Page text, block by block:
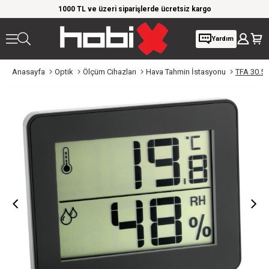
1000 TL ve üzeri siparişlerde ücretsiz kargo
Yardım
Anasayfa Optik Ölçüm Cihazları Hava Tahmin İstasyonu TFA